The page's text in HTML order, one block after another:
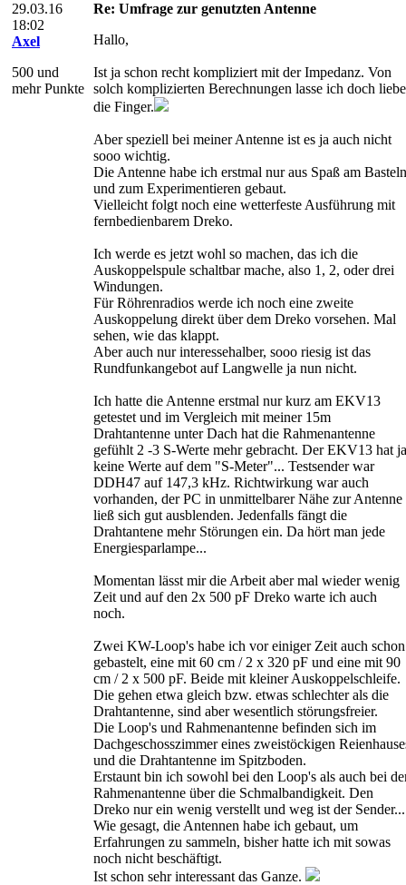
29.03.16
18:02
Axel
500 und
mehr Punkte
Re: Umfrage zur genutzten Antenne
Hallo,
Ist ja schon recht kompliziert mit der Impedanz. Von
solch komplizierten Berechnungen lasse ich doch
die Finger.
Aber speziell bei meiner Antenne ist es ja auch nicht
sooo wichtig.
Die Antenne habe ich erstmal nur aus Spaß am Basteln
und zum Experimentieren gebaut.
Vielleicht folgt noch eine wetterfeste Ausführung mit
fernbedienbarem Dreko.
Ich werde es jetzt wohl so machen, das ich die
Auskoppelspule schaltbar mache, also 1, 2, oder drei
Windungen.
Für Röhrenradios werde ich noch eine zweite
Auskoppelung direkt über dem Dreko vorsehen. Mal
sehen, wie das klappt.
Aber auch nur interessehalber, sooo riesig ist das
Rundfunkangebot auf Langwelle ja nun nicht.
Ich hatte die Antenne erstmal nur kurz am EKV13
getestet und im Vergleich mit meiner 15m
Drahtantenne unter Dach hat die Rahmenantenne
gefühlt 2 -3 S-Werte mehr gebracht. Der EKV13 hat ja
keine Werte auf dem "S-Meter"... Testsender war
DDH47 auf 147,3 kHz. Richtwirkung war auch
vorhanden, der PC in unmittelbarer Nähe zur Antenne
ließ sich gut ausblenden. Jedenfalls fängt die
Drahtantene mehr Störungen ein. Da hört man jede
Energiesparlampe...
Momentan lässt mir die Arbeit aber mal wieder wenig
Zeit und auf den 2x 500 pF Dreko warte ich auch
noch.
Zwei KW-Loop's habe ich vor einiger Zeit auch schon
gebastelt, eine mit 60 cm / 2 x 320 pF und eine mit 90
cm / 2 x 500 pF. Beide mit kleiner Auskoppelschleife.
Die gehen etwa gleich bzw. etwas schlechter als die
Drahtantenne, sind aber wesentlich störungsfreier.
Die Loop's und Rahmenantenne befinden sich im
Dachgeschosszimmer eines zweistöckigen
und die Drahtantenne im Spitzboden.
Erstaunt bin ich sowohl bei den Loop's als auch bei
Rahmenantenne über die Schmalbandigkeit. Den
Dreko nur ein wenig verstellt und weg ist der Sender...
Wie gesagt, die Antennen habe ich gebaut, um
Erfahrungen zu sammeln, bisher hatte ich mit sowas
noch nicht beschäftigt.
Ist schon sehr interessant das Ganze.